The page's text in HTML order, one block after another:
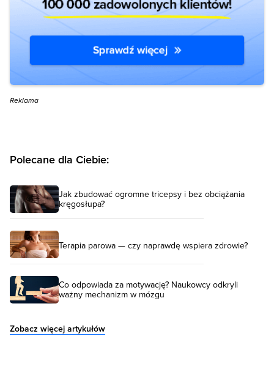
Reklama
Polecane dla Ciebie:
Jak zbudować ogromne tricepsy i bez obciążania
kręgosłupa?
Terapia parowa — czy naprawdę wspiera zdrowie?
Co odpowiada za motywację? Naukowcy odkryli
ważny mechanizm w mózgu
Zobacz więcej artykułów